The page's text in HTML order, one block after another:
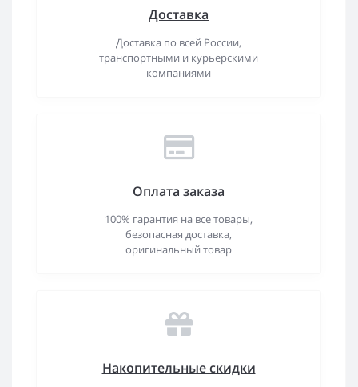
Доставка
Доставка по всей России,
транспортными и курьерскими
компаниями
Оплата заказа
100% гарантия на все товары,
безопасная доставка,
оригинальный товар
Накопительные скидки